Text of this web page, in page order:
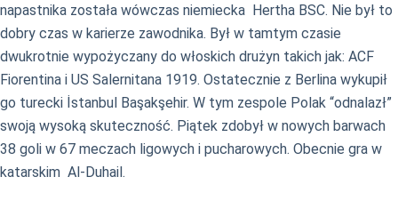
napastnika została wówczas niemiecka Hertha BSC. Nie był to
dobry czas w karierze zawodnika. Był w tamtym czasie
dwukrotnie wypożyczany do włoskich drużyn takich jak: ACF
Fiorentina i US Salernitana 1919. Ostatecznie z Berlina wykupił
go turecki İstanbul Başakşehir. W tym zespole Polak “odnalazł”
swoją wysoką skuteczność. Piątek zdobył w nowych barwach
38 goli w 67 meczach ligowych i pucharowych. Obecnie gra w
katarskim Al-Duhail.